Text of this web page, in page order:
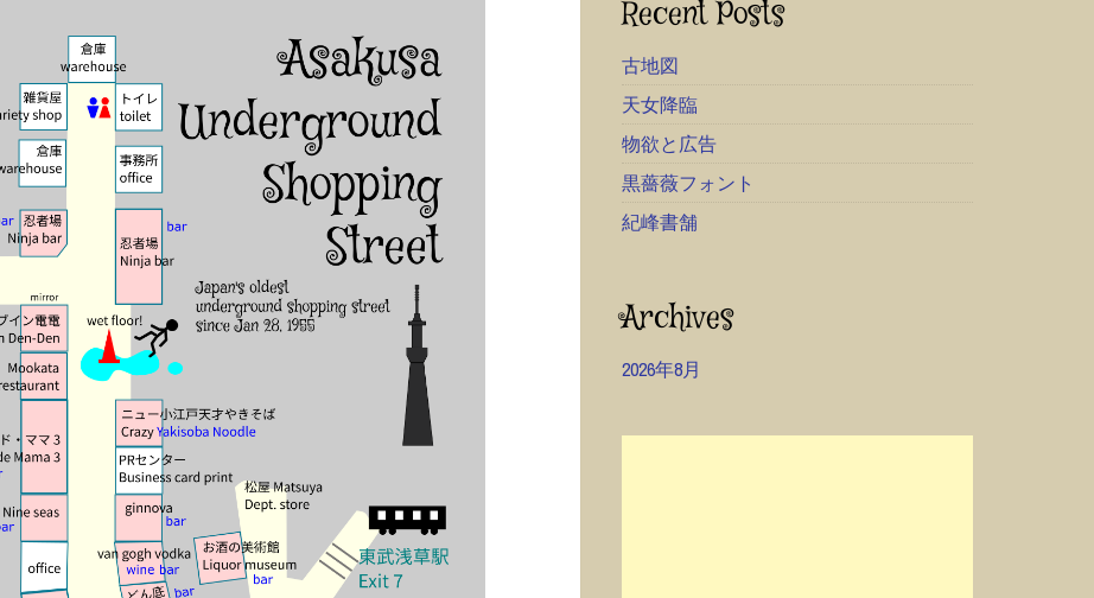
Recent Posts
古地図
天女降臨
物欲と広告
黒薔薇フォント
紀峰書舗
Archives
2026年8月